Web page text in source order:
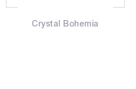
Crystal Bohemia